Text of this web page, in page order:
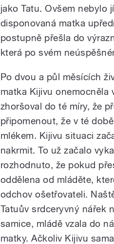
jako Tatu. Ovšem nebylo
disponovaná matka
postupně přešla do
která po svém
Po dvou a půl měsících
matka Kijivu onemocněla
zhoršoval do té míry, že
připomenout, že v té
mlékem. Kijivu situaci
nakrmit. To už začalo
rozhodnuto, že pokud
oddělena od mláděte,
odchov ošetřovateli.
Tatuův srdceryvný nářek
samice, mládě vzala do
matky. Ačkoliv Kijivu